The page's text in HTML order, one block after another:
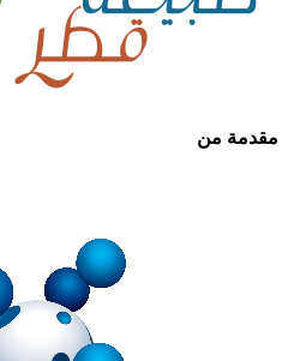
مقدمة من